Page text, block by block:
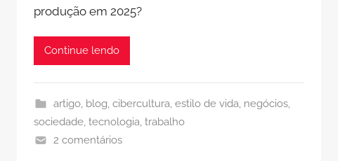
produção em 2025?
Continue lendo
artigo, blog, cibercultura, estilo de vida, negócios,
sociedade, tecnologia, trabalho
2 comentários